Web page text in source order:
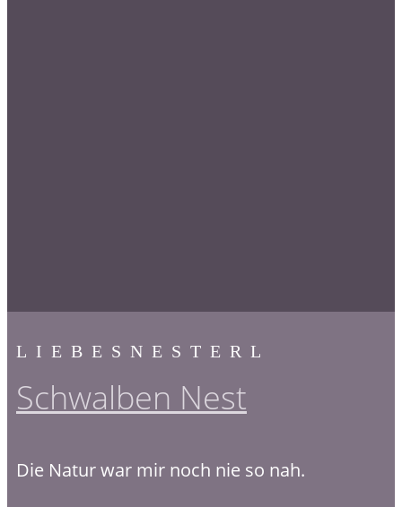
LIEBESNESTERL
Schwalben Nest
Die Natur war mir noch nie so nah.